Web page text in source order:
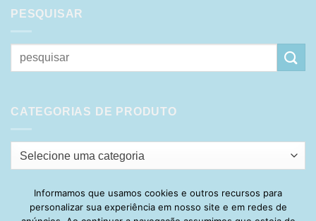
PESQUISAR
Pesquisar
por:
CATEGORIAS DE PRODUTO
Selecione uma categoria
Visa PayPal Stripe MasterCard
Cash
Informamos que usamos cookies e outros recursos para
personalizar sua experiência em nosso site e em redes de